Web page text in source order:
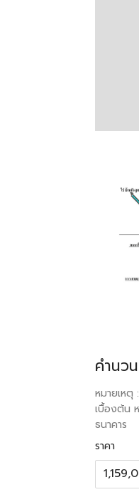
คำนว
หมายเหตุ
เบื้องต้น
ธนาคาร
ราคา